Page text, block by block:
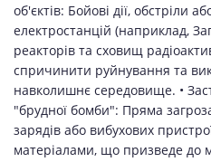
об'єктів: Бойові дії, обстріли
електростанцій (наприклад,
реакторів та сховищ
спричинити руйнування та
навколишнє середовище. •
"брудної бомби": Пряма
зарядів або вибухових
матеріалами, що призведе до